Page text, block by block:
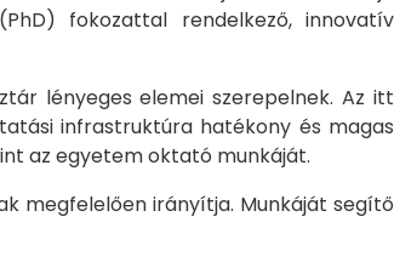
fokozattal rendelkező, innovatív
lényeges elemei szerepelnek. Az itt
infrastruktúra hatékony és magas
az egyetem oktató munkáját.
megfelelően irányítja. Munkáját segítő